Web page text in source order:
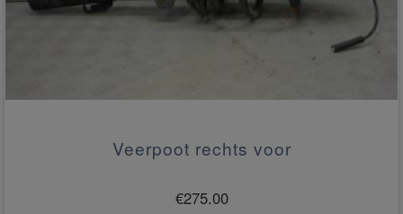
Veerpoot rechts voor
€275.00